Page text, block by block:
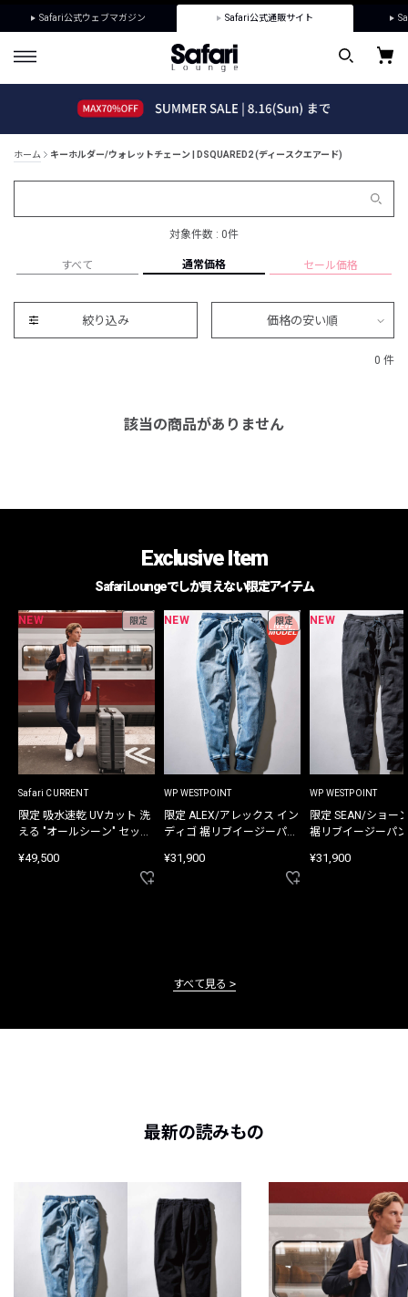
Safari公式ウェブマガジン Safari公式通販サイト
ホーム キーホルダー/ウォレットチェーン | DSQUARED2 (ディースクエアード)
対象件数 : 0件
すべて 通常価格 セール価格
絞り込み 価格の安い順
0 件
該当の商品がありません
Exclusive Item
Safari Loungeでしか買えない限定アイテム
NEW 限定
Safari CURRENT
限定 吸水速乾 UVカット 洗
える "オールシーン" セット
¥49,500
NEW 限定
WP WESTPOINT
限定 ALEX/アレックス イン
ディゴ 裾リブイージーパン
¥31,900
NEW
WP WESTPOINT
限定 SEAN/ショー
裾リブイージーパ
¥31,900
すべて見る
最新の読みもの